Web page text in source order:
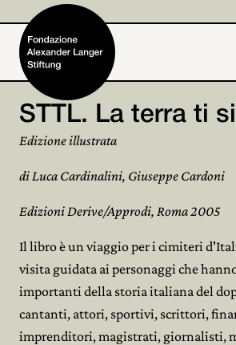
Home
Fondazione
Attività e progetti
Alexander Langer
Archivio
Partecipa
STTL. La terra ti
Edizione illustrata
di Luca Cardinalini, Giuseppe Cardoni
Edizioni Derive/Approdi, Roma 2005
Il libro è un viaggio per i cimiteri
visita guidata ai personaggi che
importanti della storia italiana del
cantanti, attori, sportivi, scrittori,
imprenditori, magistrati, giornalisti,